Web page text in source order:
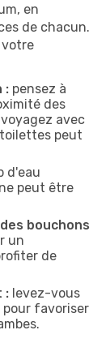
en
de chacun.
votre
: pensez à
des
avec
peut
d'eau
peut être
bouchons
un
de
: levez-vous
favoriser